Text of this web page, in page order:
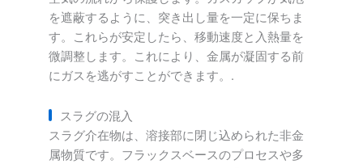
を遮蔽するように、突き出し量を一定に保ちま
す。これらが安定したら、移動速度と入熱量を
微調整します。これにより、金属が凝固する前
にガスを逃がすことができます。.
スラグの混入
スラグ介在物は、溶接部に閉じ込められた非金
属物質です。フラックスベースのプロセスや多